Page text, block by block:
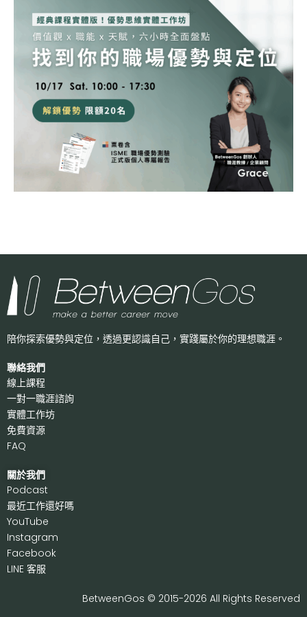
陪你探索優勢與定位，透過更認識自己， 實踐屬於你的理想職涯。
聯絡我們
線上課程
一對一職涯諮詢
實體工作坊
免費資源
FAQ
關於我們
Podcast
最近工作還好嗎
YouTube
Instagram
Facebook
LINE 客服
BetweenGos © 2015-2026 All Rights Reserved